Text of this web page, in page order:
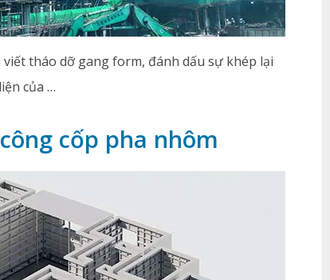
tháo dỡ gang form, đánh dấu sự khép lại
của …
cốp pha nhôm